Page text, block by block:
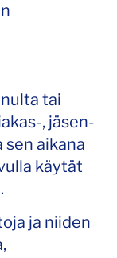
tai
, jäsen-
sen aikana
käytät
ja niiden